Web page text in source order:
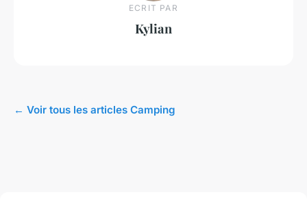
ECRIT PAR
Kylian
← Voir tous les articles Camping